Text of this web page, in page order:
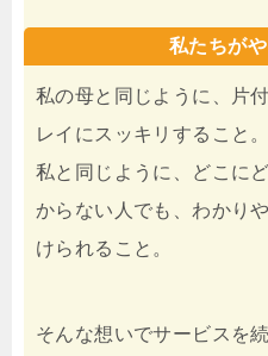
私たちが
私の母と同じように、片
レイにスッキリすること。
私と同じように、どこに
からない人でも、わかり
けられること。
そんな想いでサービスを